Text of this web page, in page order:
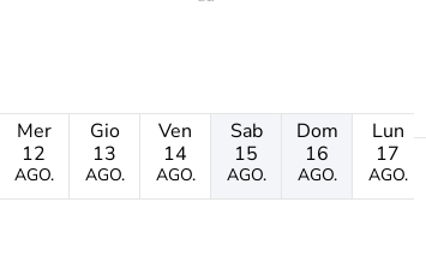
Mer
12
AGO.
Gio
13
AGO.
Ven
14
AGO.
Sab
15
AGO.
Dom
16
AGO.
Lun
17
AGO.